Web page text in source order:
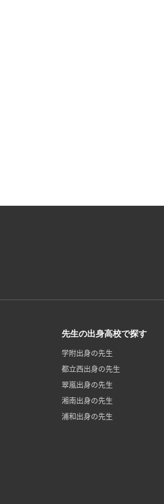
先生の出身高校で探す
学附出身の先生
都立西出身の先生
翠嵐出身の先生
湘南出身の先生
浦和出身の先生